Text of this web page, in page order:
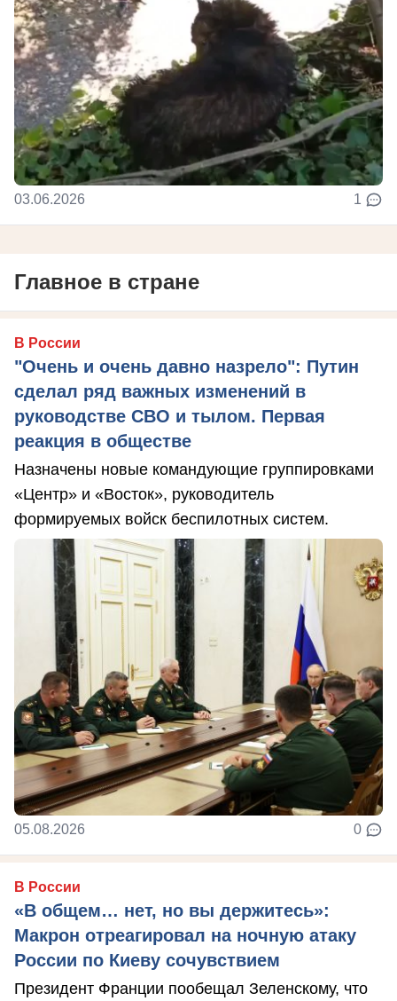
03.06.2026 1
Главное в стране
В России
"Очень и очень давно назрело": Путин
сделал ряд важных изменений в
руководстве СВО и тылом. Первая
реакция в обществе
Назначены новые командующие группировками
«Центр» и «Восток», руководитель
формируемых войск беспилотных систем.
05.08.2026 0
В России
«В общем… нет, но вы держитесь»:
Макрон отреагировал на ночную атаку
России по Киеву сочувствием
Президент Франции пообещал Зеленскому, что